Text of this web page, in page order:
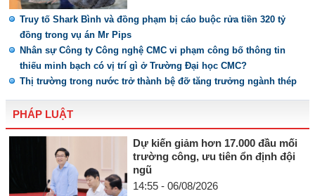
Truy tố Shark Bình và đồng phạm bị cáo buộc rửa tiền 320 tỷ
đồng trong vụ án Mr Pips
Nhân sự Công ty Công nghệ CMC vi phạm công bố thông tin
thiếu minh bạch có vị trí gì ở Trường Đại học CMC?
Thị trường trong nước trở thành bệ đỡ tăng trưởng ngành thép
PHÁP LUẬT
Dự kiến giảm hơn 17.000 đầu mối
trường công, ưu tiên ổn định đội
ngũ
14:55 - 06/08/2026